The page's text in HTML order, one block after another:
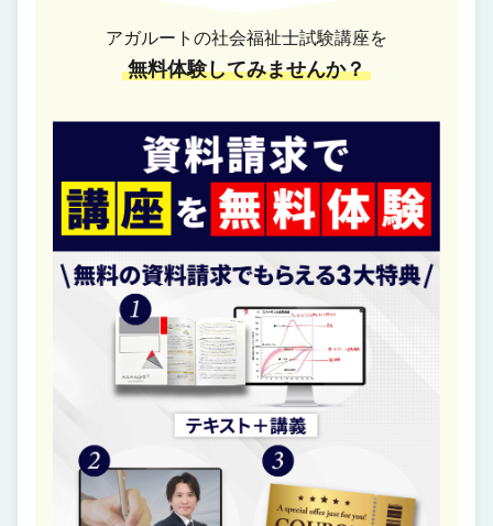
アガルートの社会福祉士試験講座を
無料体験してみませんか？